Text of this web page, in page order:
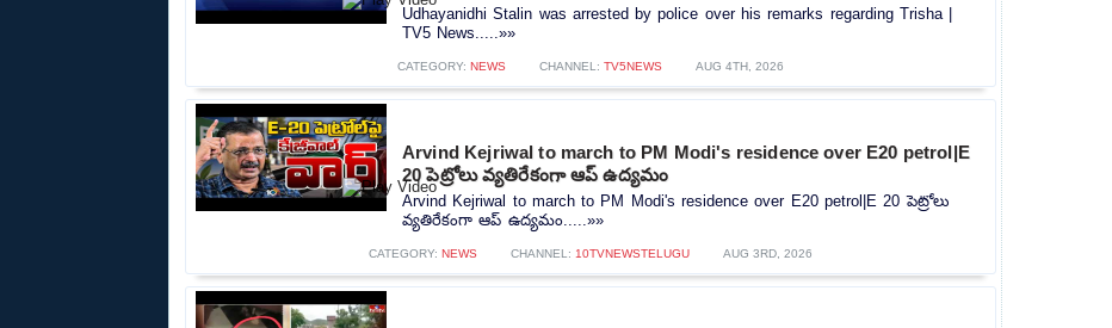
Udhayanidhi Stalin was arrested by police over his remarks regarding Trisha |
TV5 News.....»»
CATEGORY: NEWS CHANNEL: TV5NEWS AUG 4TH, 2026
Arvind Kejriwal to march to PM Modi's residence over E20 petrol|E
20 పెట్రోలు వ్యతిరేకంగా ఆప్ ఉద్యమం
Arvind Kejriwal to march to PM Modi's residence over E20 petrol|E 20 పెట్రోలు
వ్యతిరేకంగా ఆప్ ఉద్యమం.....»»
CATEGORY: NEWS CHANNEL: 10TVNEWSTELUGU AUG 3RD, 2026